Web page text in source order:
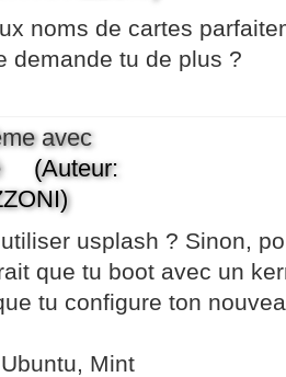
noms de cartes
demande tu de plus ?
avec
(Auteur:
usplash ? Sinon,
que tu boot avec un
tu configure ton
Mint